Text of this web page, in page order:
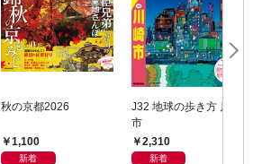
秋の京都2026
1,100
新着
J32 地球の歩き方 川崎
市
2,310
新着